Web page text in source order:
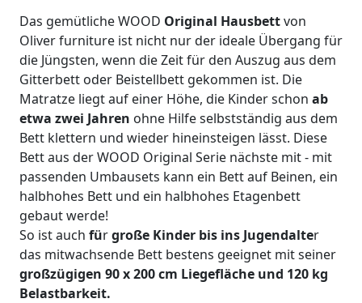
Das gemütliche WOOD Original Hausbettvon
Oliver furniture ist nicht nur der ideale Übergang für
die Jüngsten, wenn die Zeit für den Auszug aus dem
Gitterbett oder Beistellbett gekommen ist. Die
Matratze liegt auf einer Höhe, die Kinder schon ab
etwa zwei Jahren ohne Hilfe selbstständig aus dem
Bett klettern und wieder hineinsteigen lässt. Diese
Bett aus der WOOD Original Serie nächste mit - mit
passenden Umbausets kann ein Bett auf Beinen, ein
halbhohes Bett und ein halbhohes Etagenbett
gebaut werde!
So ist auch fürgroße Kinder bis ins Jugendalter
das mitwachsende Bett bestens geeignet mit seiner
großzügigen 90 x 200 cm Liegefläche und 120 kg
Belastbarkeit.